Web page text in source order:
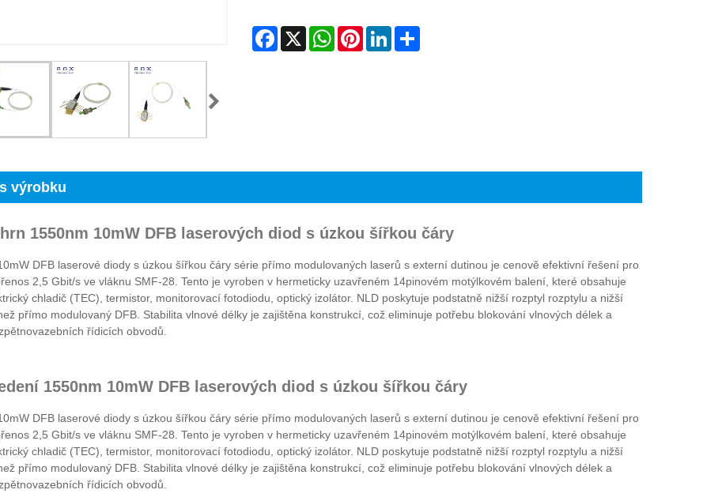
Facebook
X WhatsAppPinterestLinkedInShare
výrobku
1550nm 10mW DFB laserových diod s úzkou šířkou čáry
DFB laserové diody s úzkou šířkou čáry série přímo modulovaných laserů s externí dutinou je cenově efektivní řešení pro
2,5 Gbit/s ve vláknu SMF-28. Tento je vyroben v hermeticky uzavřeném 14pinovém motýlkovém balení, které obsahuje
chladič (TEC), termistor, monitorovací fotodiodu, optický izolátor. NLD poskytuje podstatně nižší rozptyl rozptylu a nižší
přímo modulovaný DFB. Stabilita vlnové délky je zajištěna konstrukcí, což eliminuje potřebu blokování vlnových délek a
řídicích obvodů.
1550nm 10mW DFB laserových diod s úzkou šířkou čáry
DFB laserové diody s úzkou šířkou čáry série přímo modulovaných laserů s externí dutinou je cenově efektivní řešení pro
2,5 Gbit/s ve vláknu SMF-28. Tento je vyroben v hermeticky uzavřeném 14pinovém motýlkovém balení, které obsahuje
chladič (TEC), termistor, monitorovací fotodiodu, optický izolátor. NLD poskytuje podstatně nižší rozptyl rozptylu a nižší
přímo modulovaný DFB. Stabilita vlnové délky je zajištěna konstrukcí, což eliminuje potřebu blokování vlnových délek a
řídicích obvodů.